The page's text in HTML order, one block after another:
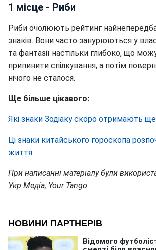
1 місце - Риби
Риби очолюють рейтинг
знаків. Вони часто занурюються у
та фантазії настільки глибоко, що
припинити спілкування, а потім
нічого не сталося.
Ще більше цікавого:
Які знаки Зодіаку скоро отримають
Ці знаки китайського гороскопа
життя
При написанні матеріалу були
Укр Медіа, Your Tango.